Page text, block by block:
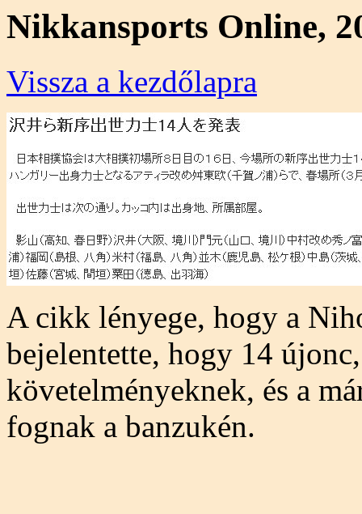
Nikkansports Online,
Vissza a kezdőlapra
A cikk lényege, hogy a
bejelentette, hogy 14
követelményeknek, és a
fognak a banzukén.